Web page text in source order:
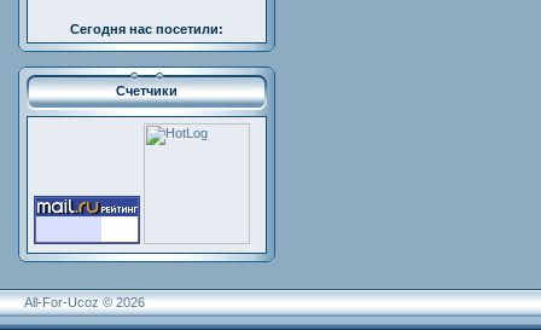
Сегодня нас посетили:
Счетчики
All-For-Ucoz © 2026